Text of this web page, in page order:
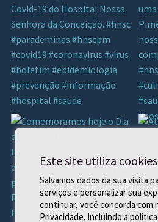
Este site utiliza cookies
Salvamos dados da sua visita
serviços e personalizar sua
continuar, você concorda com
Privacidade, incluindo a